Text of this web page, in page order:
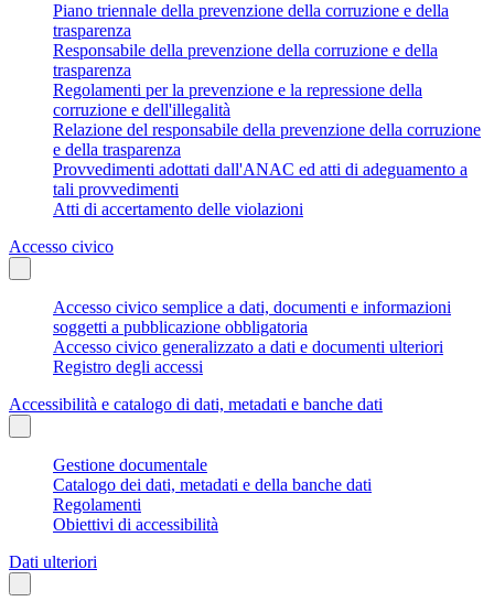
Piano triennale della prevenzione della corruzione e della
trasparenza
Responsabile della prevenzione della corruzione e della
trasparenza
Regolamenti per la prevenzione e la repressione della
corruzione e dell'illegalità
Relazione del responsabile della prevenzione della corruzione
e della trasparenza
Provvedimenti adottati dall'ANAC ed atti di adeguamento a
tali provvedimenti
Atti di accertamento delle violazioni
Accesso civico
Accesso civico semplice a dati, documenti e informazioni
soggetti a pubblicazione obbligatoria
Accesso civico generalizzato a dati e documenti ulteriori
Registro degli accessi
Accessibilità e catalogo di dati, metadati e banche dati
Gestione documentale
Catalogo dei dati, metadati e della banche dati
Regolamenti
Obiettivi di accessibilità
Dati ulteriori